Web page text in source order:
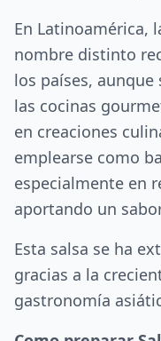
En Latinoamérica,
nombre distinto
los países,
las cocinas
en creaciones
emplearse como
especialmente en
aportando un
Esta salsa se ha
gracias a la
gastronomía